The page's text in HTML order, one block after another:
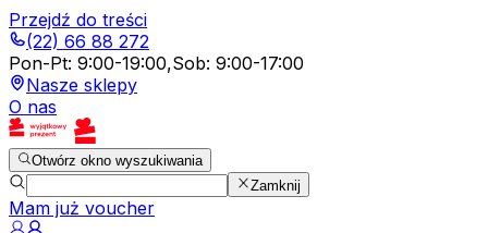
Przejdź do treści
(22) 66 88 272
Pon-Pt: 9:00-19:00,Sob: 9:00-17:00
Nasze sklepy
O nas
Otwórz okno wyszukiwania
Zamknij
Mam już voucher